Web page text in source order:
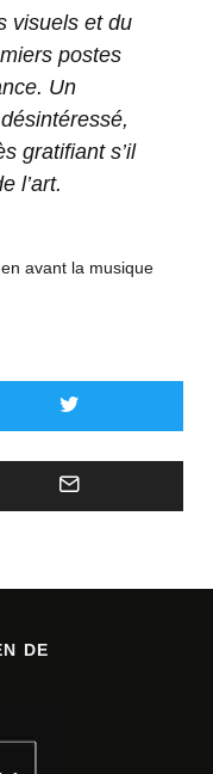
visuels et du
postes
Un
gratifiant s’il
l’art.
avant la musique
DE